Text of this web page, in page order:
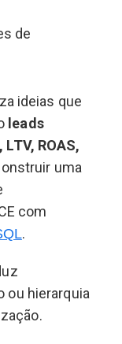
de
ideias que
leads
ROAS,
uma
com
.
ou hierarquia